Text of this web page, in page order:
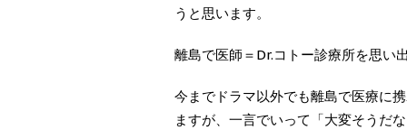
うと思います。
離島で医師＝Dr.コトー診療所を思い
今までドラマ以外でも離島で医療に
ますが、一言でいって「大変そうだ